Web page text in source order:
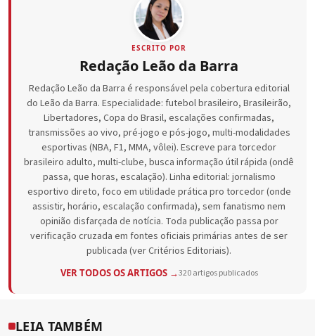
ESCRITO POR
Redação Leão da Barra
Redação Leão da Barra é responsável pela cobertura editorial
do Leão da Barra. Especialidade: futebol brasileiro, Brasileirão,
Libertadores, Copa do Brasil, escalações confirmadas,
transmissões ao vivo, pré-jogo e pós-jogo, multi-modalidades
esportivas (NBA, F1, MMA, vôlei). Escreve para torcedor
brasileiro adulto, multi-clube, busca informação útil rápida (ondê
passa, que horas, escalação). Linha editorial: jornalismo
esportivo direto, foco em utilidade prática pro torcedor (onde
assistir, horário, escalação confirmada), sem fanatismo nem
opinião disfarçada de notícia. Toda publicação passa por
verificação cruzada em fontes oficiais primárias antes de ser
publicada (ver Critérios Editoriais).
VER TODOS OS ARTIGOS →320 artigos publicados
LEIA TAMBÉM